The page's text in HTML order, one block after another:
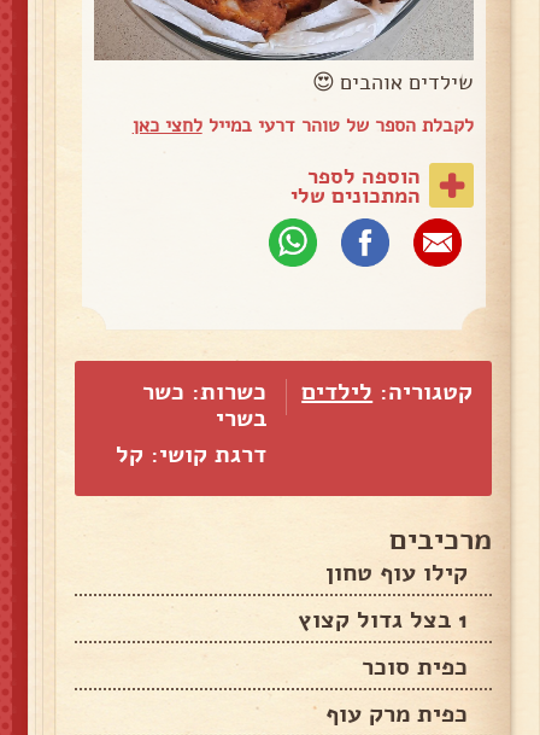
שילדים אוהבים 😍
לקבלת הספר של טוהר דרעי במייללחצי כאן
הוספה לספר
המתכונים שלי
קטגוריה: לילדים
כשרות: כשר
בשרי
דרגת קושי: קל
מרכיבים
קילו עוף טחון
1 בצל גדול קצוץ
כפית סוכר
כפית מרק עוף